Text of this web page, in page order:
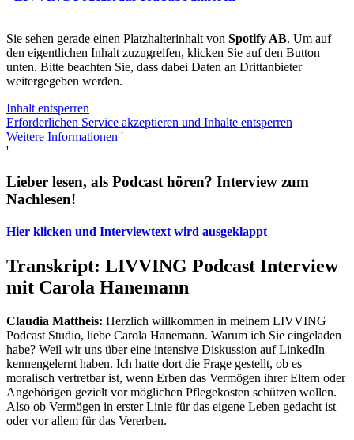
Sie sehen gerade einen Platzhalterinhalt von Spotify AB. Um auf
den eigentlichen Inhalt zuzugreifen, klicken Sie auf den Button
unten. Bitte beachten Sie, dass dabei Daten an Drittanbieter
weitergegeben werden.
Inhalt entsperren
Erforderlichen Service akzeptieren und Inhalte entsperren
Weitere Informationen '
'
Lieber lesen, als Podcast hören? Interview zum
Nachlesen!
Hier klicken und Interviewtext wird ausgeklappt
Transkript: LIVVING Podcast Interview
mit Carola Hanemann
Claudia Mattheis: Herzlich willkommen in meinem LIVVING
Podcast Studio, liebe Carola Hanemann. Warum ich Sie eingeladen
habe? Weil wir uns über eine intensive Diskussion auf LinkedIn
kennengelernt haben. Ich hatte dort die Frage gestellt, ob es
moralisch vertretbar ist, wenn Erben das Vermögen ihrer Eltern oder
Angehörigen gezielt vor möglichen Pflegekosten schützen wollen.
Also ob Vermögen in erster Linie für das eigene Leben gedacht ist
oder vor allem für das Vererben.